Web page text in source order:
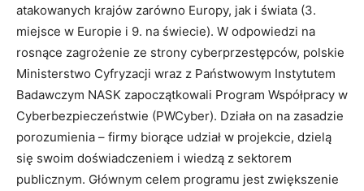
atakowanych krajów zarówno Europy, jak i świata (3.
miejsce w Europie i 9. na świecie). W odpowiedzi na
rosnące zagrożenie ze strony cyberprzestępców, polskie
Ministerstwo Cyfryzacji wraz z Państwowym Instytutem
Badawczym NASK zapoczątkowali Program Współpracy w
Cyberbezpieczeństwie (PWCyber). Działa on na zasadzie
porozumienia – firmy biorące udział w projekcie, dzielą
się swoim doświadczeniem i wiedzą z sektorem
publicznym. Głównym celem programu jest zwiększenie